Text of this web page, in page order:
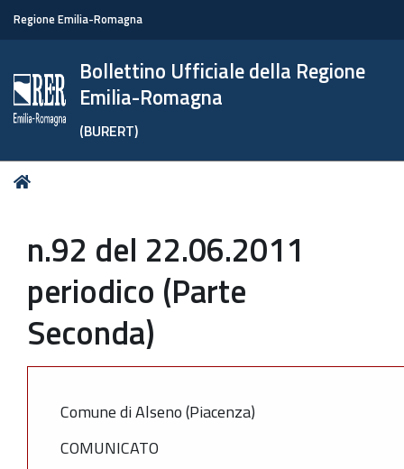
Regione Emilia-Romagna
Bollettino Ufficiale della Regione
Emilia-Romagna
(BURERT)
Tu
n.92 del 22.06.2011
periodico (Parte
Seconda)
Comune di Alseno (Piacenza)
COMUNICATO